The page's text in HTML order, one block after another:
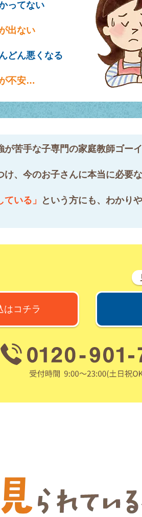
ってない
出ない
どん悪くなる
不安…
が苦手な子専門の家庭教師ゴー
、今のお子さんに本当に必要
いる」
という方にも、わかり
はコチラ